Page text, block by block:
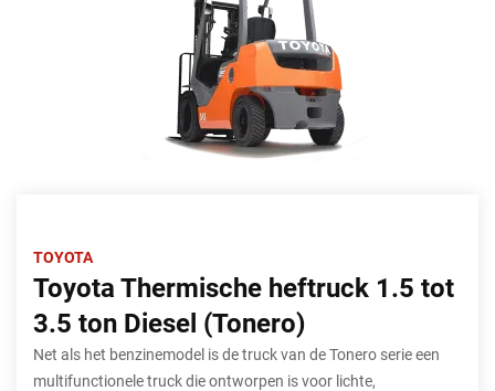
TOYOTA
Toyota Thermische heftruck 1.5 tot
3.5 ton Diesel (Tonero)
Net als het benzinemodel is de truck van de Tonero serie een
multifunctionele truck die ontworpen is voor lichte,